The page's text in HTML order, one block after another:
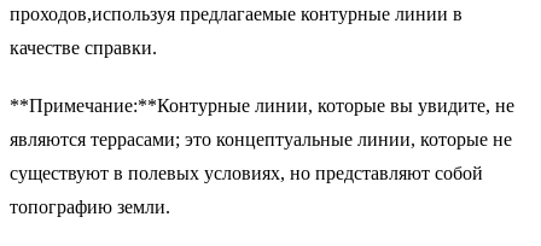
проходов,используя предлагаемые контурные линии в
качестве справки.
**Примечание:**Контурные линии, которые вы увидите, не
являются террасами; это концептуальные линии, которые не
существуют в полевых условиях, но представляют собой
топографию земли.